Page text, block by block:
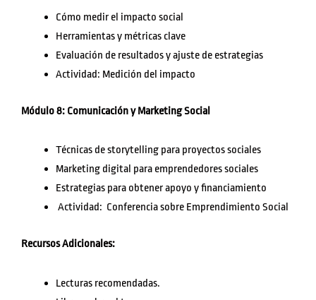
Cómo medir el impacto social
Herramientas y métricas clave
Evaluación de resultados y ajuste de estrategias
Actividad: Medición del impacto
Módulo 8: Comunicación y Marketing Social
Técnicas de storytelling para proyectos sociales
Marketing digital para emprendedores sociales
Estrategias para obtener apoyo y financiamiento
Actividad: Conferencia sobre Emprendimiento Social
Recursos Adicionales:
Lecturas recomendadas.